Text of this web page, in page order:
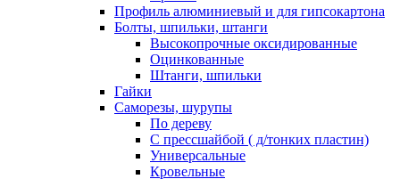
Профиль алюминиевый и для гипсокартона
Болты, шпильки, штанги
Высокопрочные оксидированные
Оцинкованные
Штанги, шпильки
Гайки
Саморезы, шурупы
По дереву
С прессшайбой ( д/тонких пластин)
Универсальные
Кровельные